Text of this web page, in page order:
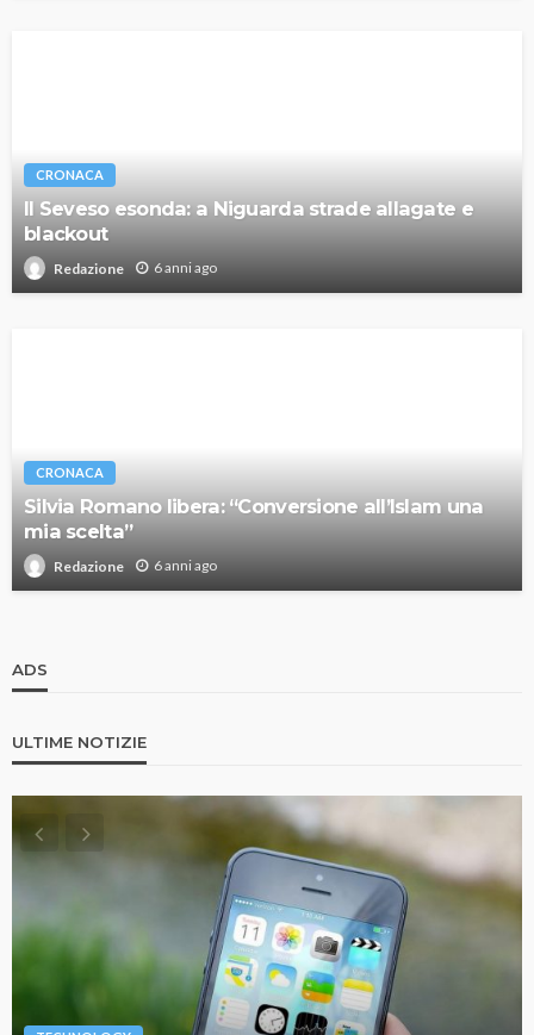
CRONACA
Il Seveso esonda: a Niguarda strade allagate e
blackout
Redazione 6 anni ago
CRONACA
Silvia Romano libera: “Conversione all’Islam una
mia scelta”
Redazione 6 anni ago
ADS
ULTIME NOTIZIE